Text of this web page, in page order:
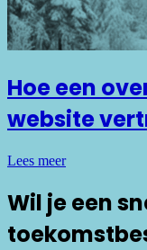
Hoe een
website
Lees meer
Wil je een